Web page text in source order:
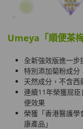
Umeya「順便茶
全新強效版進一步
特別添加菊粉成分
天然成分，不含西
連續11年榮獲屈
便效果
榮獲「香港醫護
康產品」